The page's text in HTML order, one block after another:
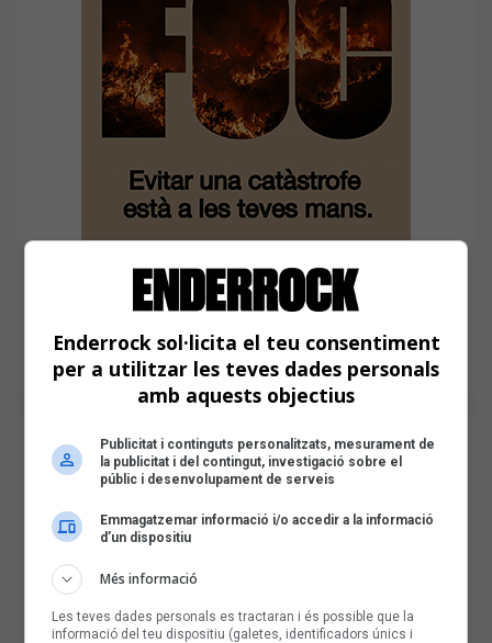
Enderrock sol·licita el teu consentiment
per a utilitzar les teves dades personals
amb aquests objectius
Publicitat i continguts personalitzats, mesurament de
la publicitat i del contingut, investigació sobre el
públic i desenvolupament de serveis
Emmagatzemar informació i/o accedir a la informació
d’un dispositiu
Més informació
Les teves dades personals es tractaran i és possible que la
informació del teu dispositiu (galetes, identificadors únics i